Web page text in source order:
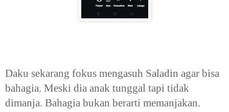
Daku sekarang fokus mengasuh Saladin agar bisa
bahagia. Meski dia anak tunggal tapi tidak
dimanja. Bahagia bukan berarti memanjakan.